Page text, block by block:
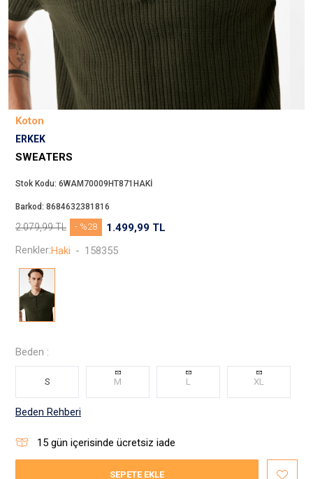
Koton
ERKEK
SWEATERS
Stok Kodu: 6WAM70009HT871HAKİ
Barkod: 8684632381816
2.079,99TL 1.499,99 TL
- %28
Beden Rehberi
Beden :
S M L XL
15 gün içerisinde ücretsiz iade
Renkler:Haki - 158355
SEPETE EKLE
JJXX
Puma
Tuğba
Converse
Benetton
Jack & Jones
Lee
Only
Nike
Levi`s
Erke